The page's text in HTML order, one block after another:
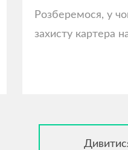
Розберемося, у
захисту картера